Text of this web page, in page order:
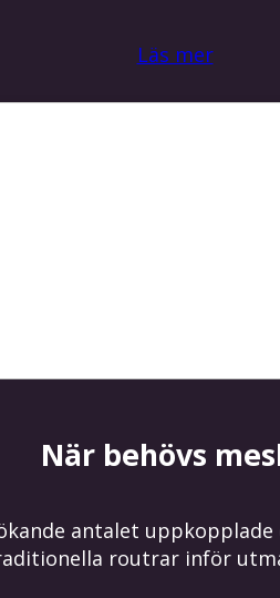
Läs mer
När behövs
antalet
routrar inför